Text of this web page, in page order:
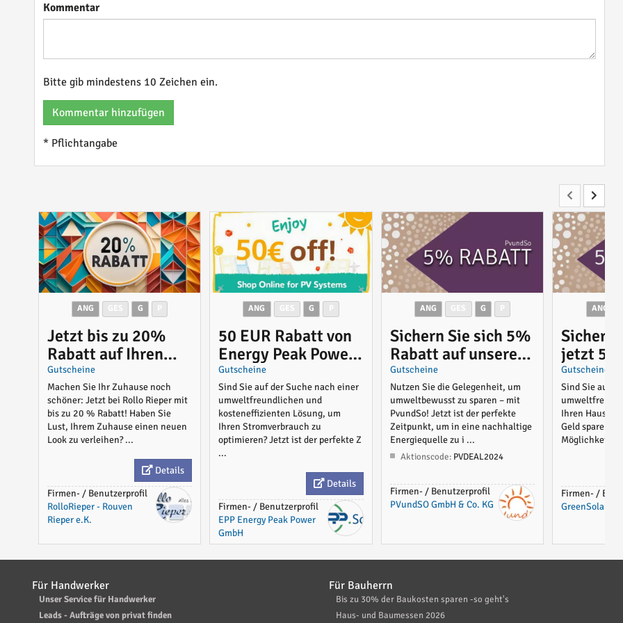
Kommentar
Bitte gib mindestens 10 Zeichen ein.
Kommentar hinzufügen
* Pflichtangabe
ANG G
Jetzt bis zu 20%
Rabatt auf Ihren
gesamten Einkauf
bei Rollo Rieper
sichern!
Gutscheine
Machen Sie Ihr Zuhause noch
schöner: Jetzt bei Rollo Rieper mit
bis zu 20 % Rabatt! Haben Sie
Lust, Ihrem Zuhause einen neuen
Look zu verleihen? ...
Details
Firmen- / Benutzerprofil
RolloRieper - Rouven
Rieper e.K.
ANG G
50 EUR Rabatt von
Energy Peak Power
GmbH
Gutscheine
Sind Sie auf der Suche nach einer
umweltfreundlichen und
kosteneffizienten Lösung, um
Ihren Stromverbrauch zu
optimieren? Jetzt ist der perfekte Z
...
Details
Firmen- / Benutzerprofil
EPP Energy Peak Power
GmbH
ANG G
Sichern Sie sich 5%
Rabatt auf unsere
3kW Solaranlage
Gutscheine
Nutzen Sie die Gelegenheit, um
umweltbewusst zu sparen – mit
PvundSo! Jetzt ist der perfekte
Zeitpunkt, um in eine nachhaltige
Energiequelle zu i ...
Aktionscode: PVDEAL2024
Firmen- / Benutzerprofil
PVundSO GmbH & Co. KG
ANG
Sichern
jetzt 5%
alle
Green
machen
Gutscheine
Sind Sie auf
Ihren
Geld sparen?
Möglichkeit,
Firmen- /
GreenSolar
Für Handwerker
Unser Service für Handwerker
Leads - Aufträge von privat finden
Für Bauherrn
Bis zu 30% der Baukosten sparen -so geht's
Haus- und Baumessen 2026